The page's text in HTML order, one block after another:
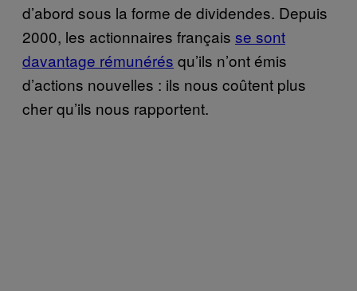
d’abord sous la forme de dividendes. Depuis
2000, les actionnaires français se sont
davantage rémunérés qu’ils n’ont émis
d’actions nouvelles : ils nous coûtent plus
cher qu’ils nous rapportent.